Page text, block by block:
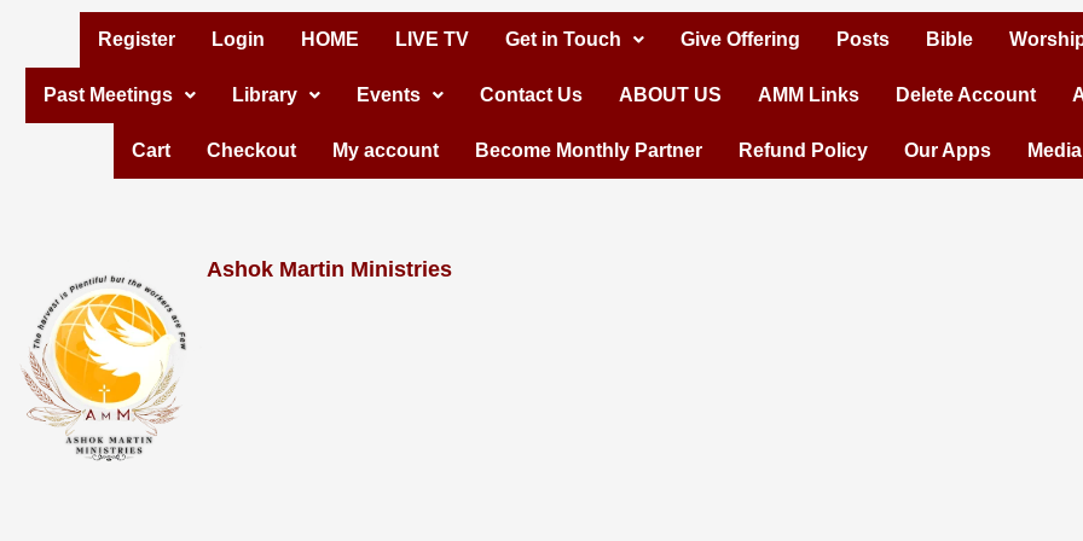
content
Register Login HOME LIVE TV Get in Touch Give Offering Posts Bible
Past Meetings Library Events Contact Us ABOUT US AMM Links Delete Account
Cart Checkout My account Become Monthly Partner Refund Policy Our Apps
Ashok Martin Ministries